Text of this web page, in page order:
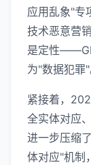
应用乱象"专
技术恶意营
是定性
为"数据犯罪"
紧接着，
全实体对应
进一步压缩
体对应"机制